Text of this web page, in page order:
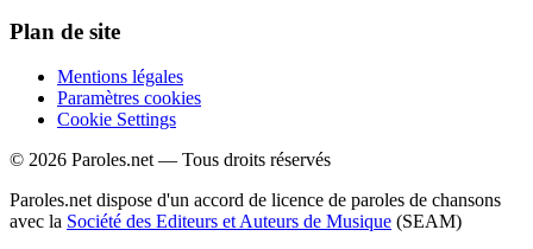
Plan de site
Mentions légales
Paramètres cookies
Cookie Settings
© 2026 Paroles.net — Tous droits réservés
Paroles.net dispose d'un accord de licence de paroles de chansons
avec la Société des Editeurs et Auteurs de Musique (SEAM)